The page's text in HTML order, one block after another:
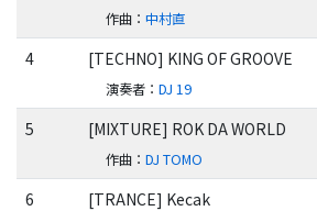
作曲 ：中村直
4 [TECHNO] KING OF GROOVE
演奏者 ：DJ 19
5 [MIXTURE] ROK DA WORLD
作曲 ：DJ TOMO
6 [TRANCE] Kecak